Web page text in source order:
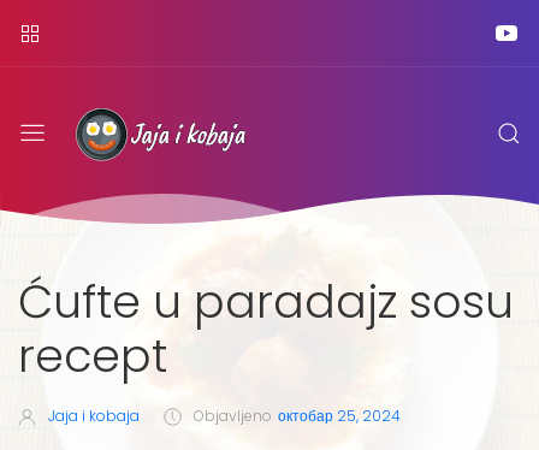
Ćufte u paradajz sosu
recept
Jaja i kobaja Objavljeno октобар 25, 2024